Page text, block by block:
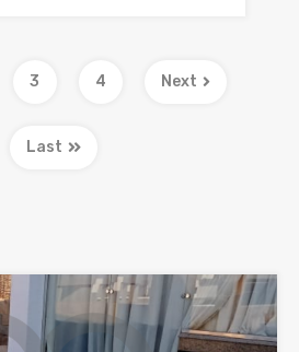
3 4 Next
Last